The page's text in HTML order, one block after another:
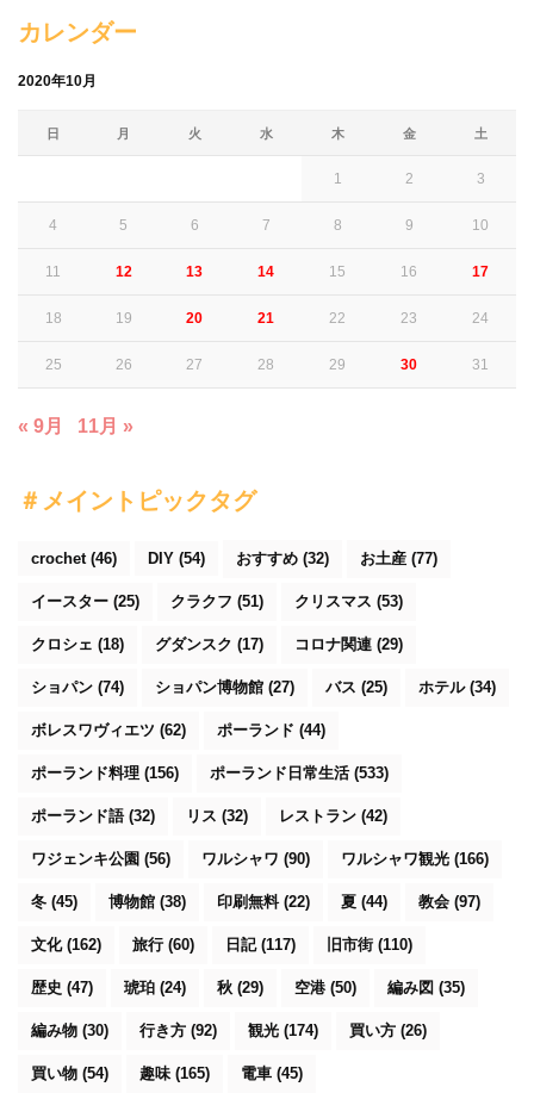
カレンダー
2020年10月
日 月 火 水 木 金 土
1 2 3
4 5 6 7 8 9 10
11 12 13 14 15 16 17
18 19 20 21 22 23 24
25 26 27 28 29 30 31
« 9月 11月 »
＃メイントピックタグ
crochet(46) DIY (54) おすすめ (32) お土産 (77)
イースター (25) クラクフ (51) クリスマス (53)
クロシェ (18) グダンスク (17) コロナ関連 (29)
ショパン (74) ショパン博物館 (27) バス (25) ホテル(34)
ボレスワヴィエツ (62) ポーランド (44)
ポーランド料理 (156) ポーランド日常生活(533)
ポーランド語(32) リス (32) レストラン (42)
ワジェンキ公園 (56) ワルシャワ (90) ワルシャワ観光 (166)
冬 (45) 博物館 (38) 印刷無料(22) 夏 (44) 教会 (97)
文化(162) 旅行 (60) 日記(117) 旧市街 (110)
歴史 (47) 琥珀 (24) 秋 (29) 空港 (50) 編み図 (35)
編み物 (30) 行き方 (92) 観光 (174) 買い方 (26)
買い物 (54) 趣味(165) 電車 (45)